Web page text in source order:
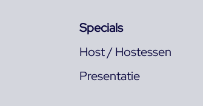
Specials
Host / Hostessen
Presentatie